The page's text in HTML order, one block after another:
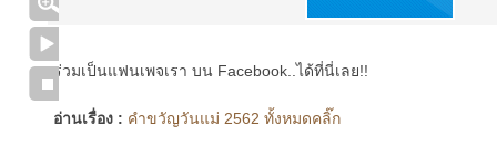
ร่วมเป็นแฟนเพจเรา บน Facebook..ได้ที่นี่เลย!!
อ่านเรื่อง : คำขวัญวันแม่ 2562 ทั้งหมดคลิ๊ก